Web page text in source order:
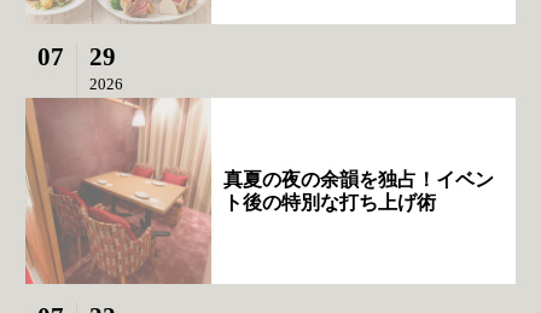
07 29
2026
真夏の夜の余韻を独占！イベン
ト後の特別な打ち上げ術